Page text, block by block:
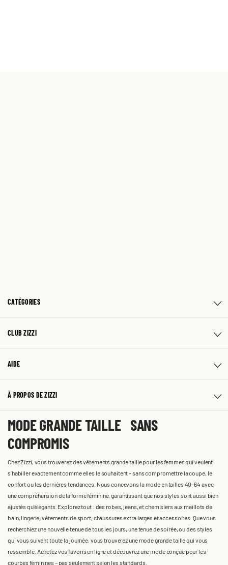
CATÉGORIES
CLUB ZIZZI
AIDE
À PROPOS DE ZIZZI
MODE GRANDE TAILLE SANS
COMPROMIS
Chez Zizzi, vous trouverez des vêtements grande taille pour les femmes qui veulent
s'habiller exactement comme elles le souhaitent – sans compromettre la coupe, le
confort ou les dernières tendances. Nous concevons la mode en tailles 40-64 avec
une compréhension de la forme féminine, garantissant que nos styles sont aussi bien
ajustés qu'élégants. Explorez tout : des robes, jeans, et chemisiers aux maillots de
bain, lingerie, vêtements de sport, chaussures extra larges et accessoires. Que vous
recherchiez une nouvelle tenue de tous les jours, une tenue de soirée, ou des styles
qui vous suivent toute la journée, vous trouverez une mode grande taille qui vous
ressemble. Achetez vos favoris en ligne et découvrez une mode conçue pour les
courbes féminines – pas seulement selon les standards.